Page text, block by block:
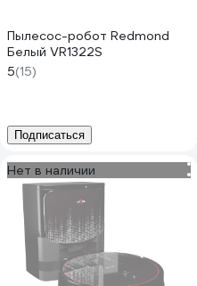
Пылесос-робот Redmond
Белый VR1322S
5(15)
Подписаться
Нет в наличии